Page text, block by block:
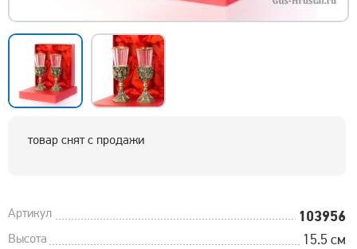
товар снят с продажи
Артикул 103956
Высота 15.5 см